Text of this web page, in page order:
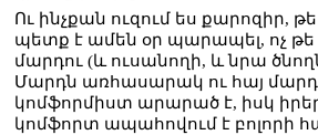
Ու ինչքան ուզում ես քարոզիր,
պետք է ամեն օր պարապել, ոչ թե
մարդու (և ուսանողի, և նրա
Մարդն առհասարակ ու հայ
կոմֆորմիստ արարած է, իսկ
կոմֆորտ ապահովում է բոլորի